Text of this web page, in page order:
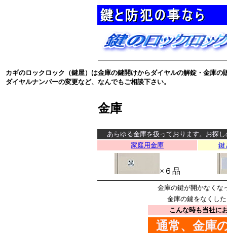
カギのロックロック（鍵屋）は金庫の鍵開けからダイヤルの解錠・金庫
ダイヤルナンバーの変更など、なんでもご相談下さい。
金庫
あらゆる金庫を扱っております。お探
家庭用金庫
鍵
×６品
金庫の鍵が開かなくな
金庫の鍵をなくし
こんな時も当社に
通常、金庫